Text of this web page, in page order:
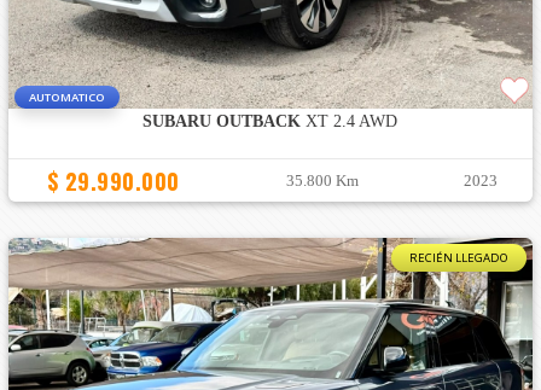
AUTOMATICO
SUBARU OUTBACK XT 2.4 AWD
$ 29.990.000 35.800 Km 2023
RECIÉN LLEGADO